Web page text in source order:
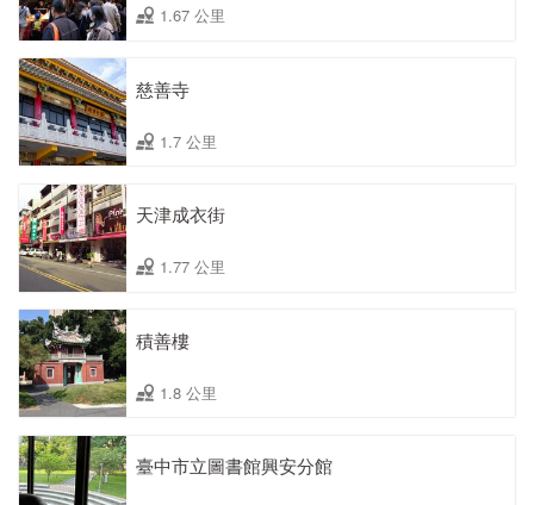
1.67 公里
慈善寺
1.7 公里
天津成衣街
1.77 公里
積善樓
1.8 公里
臺中市立圖書館興安分館